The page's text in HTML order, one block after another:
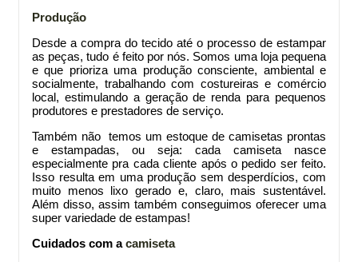
Produção
Desde a compra do tecido até o processo de estampar
as peças, tudo é feito por nós. Somos uma loja pequena
e que prioriza uma produção consciente, ambiental e
socialmente, trabalhando com costureiras e comércio
local, estimulando a geração de renda para pequenos
produtores e prestadores de serviço.
Também não temos um estoque de camisetas prontas
e estampadas, ou seja: cada camiseta nasce
especialmente pra cada cliente após o pedido ser feito.
Isso resulta em uma produção sem desperdícios, com
muito menos lixo gerado e, claro, mais sustentável.
Além disso, assim também conseguimos oferecer uma
super variedade de estampas!
Cuidados com acamiseta